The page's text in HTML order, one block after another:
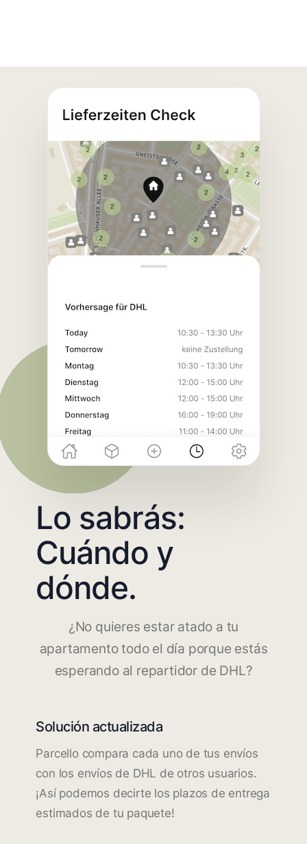
Lo sabrás:
Cuándo y
dónde.
¿No quieres estar atado a tu
apartamento todo el día porque estás
esperando al repartidor de DHL?
Solución actualizada
Parcello compara cada uno de tus envíos
con los envíos de DHL de otros usuarios.
¡Así podemos decirte los plazos de entrega
estimados de tu paquete!